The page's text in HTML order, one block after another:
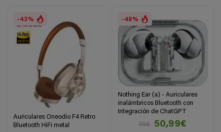
-43%
Auriculares Oneodio F4 Retro
Bluetooth HiFi metal
-48%
Nothing Ear (a) - Auriculares
inalámbricos Bluetooth con
Integración de ChatGPT
99€
50,99€